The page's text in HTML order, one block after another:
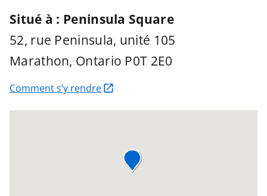
Situé à : Peninsula Square
52, rue Peninsula, unité 105
Marathon, Ontario P0T 2E0
Comment s’y rendre